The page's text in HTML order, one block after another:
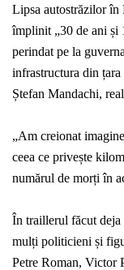
Lipsa autostrăzilor în
împlinit „30 de ani și
perindat pe la
infrastructura din țara
Ștefan Mandachi,
„Am creionat
ceea ce privește
numărul de morți în
În traillerul făcut deja
mulți politicieni și
Petre Roman, Victor